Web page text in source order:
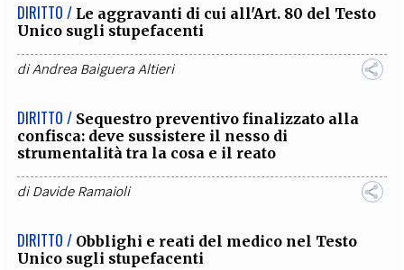
DIRITTO / Le aggravanti di cui all'Art. 80 del Testo
Unico sugli stupefacenti
diAndrea Baiguera Altieri
DIRITTO / Sequestro preventivo finalizzato alla
confisca: deve sussistere il nesso di
strumentalità tra la cosa e il reato
diDavide Ramaioli
DIRITTO / Obblighi e reati del medico nel Testo
Unico sugli stupefacenti